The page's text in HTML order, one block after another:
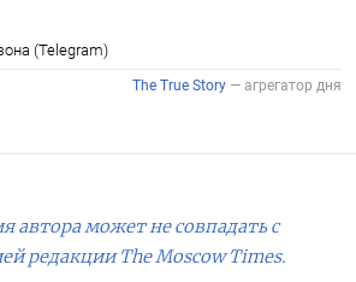
автора может не совпадать с
редакции The Moscow Times.